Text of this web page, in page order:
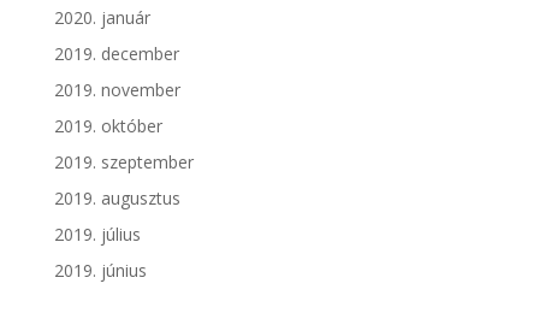
2020. január
2019. december
2019. november
2019. október
2019. szeptember
2019. augusztus
2019. július
2019. június